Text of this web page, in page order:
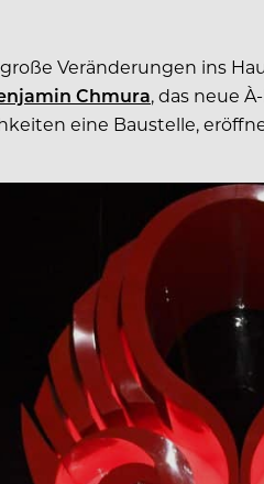
Veränderungen ins
Chmura, das neue
eine Baustelle,